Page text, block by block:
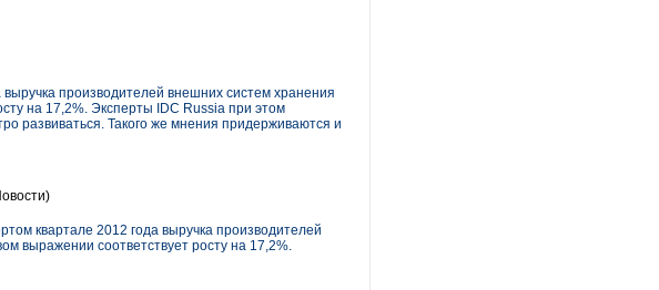
производителей внешних систем хранения
на 17,2%. Эксперты IDC Russia при этом
развиваться. Такого же мнения придерживаются и
квартале 2012 года выручка производителей
выражении соответствует росту на 17,2%.